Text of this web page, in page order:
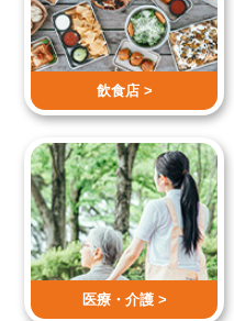
飲食店 >
医療・介護 >